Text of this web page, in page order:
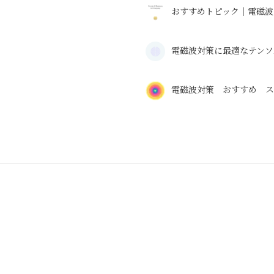
おすすめトピック｜電磁
電磁波対策に最適なテン
電磁波対策 おすすめ